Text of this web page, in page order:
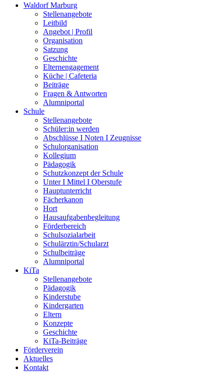
Waldorf Marburg
Stellenangebote
Leitbild
Angebot | Profil
Organisation
Satzung
Geschichte
Elternengagement
Küche | Cafeteria
Beiträge
Fragen & Antworten
Alumniportal
Schule
Stellenangebote
Schüler:in werden
Abschlüsse I Noten I Zeugnisse
Schulorganisation
Kollegium
Pädagogik
Schutzkonzept der Schule
Unter I Mittel I Oberstufe
Hauptunterricht
Fächerkanon
Hort
Hausaufgabenbegleitung
Förderbereich
Schulsozialarbeit
Schulärztin/Schularzt
Schulbeiträge
Alumniportal
KiTa
Stellenangebote
Pädagogik
Kinderstube
Kindergarten
Eltern
Konzepte
Geschichte
KiTa-Beiträge
Förderverein
Aktuelles
Kontakt